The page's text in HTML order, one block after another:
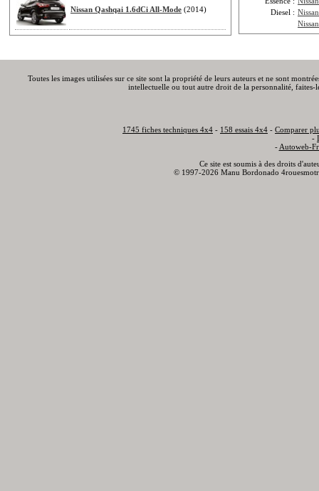
Nissan Qashqai 1.6dCi All-Mode (2014)
Diesel :
Toutes les images utilisées sur ce site sont la propriété de leurs auteurs et ne sont
intellectuelle ou tout autre droit de la personnalité,
1745 fiches techniques 4x4 - 158 essais 4x4 - Comparer
-
- Autoweb-
Ce site est soumis à des droits
© 1997-2026 Manu Bordonado